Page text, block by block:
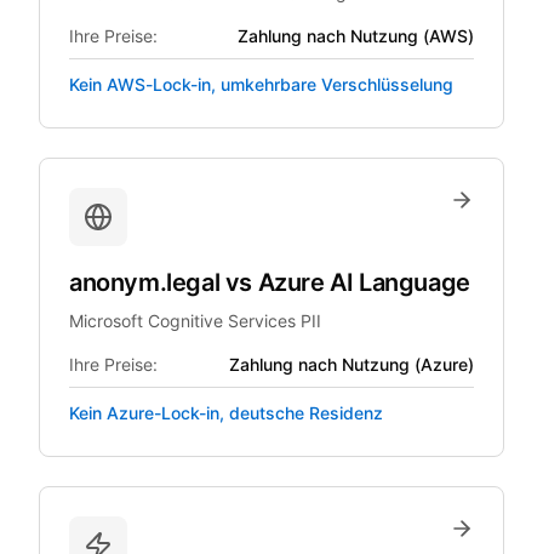
Ihre Preise: Zahlung nach Nutzung (AWS)
Kein AWS-Lock-in, umkehrbare Verschlüsselung
anonym.legal vs Azure AI Language
Microsoft Cognitive Services PII
Ihre Preise: Zahlung nach Nutzung (Azure)
Kein Azure-Lock-in, deutsche Residenz